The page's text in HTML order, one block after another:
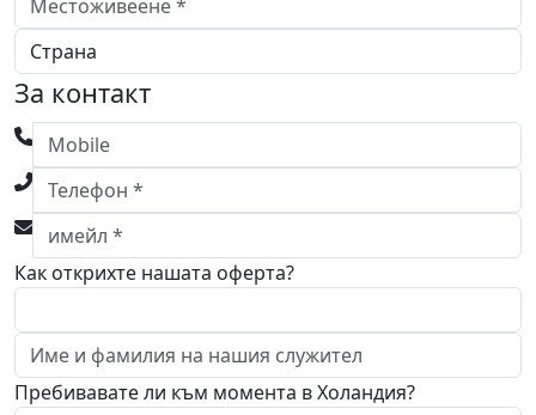
За контакт
Как открихте нашата оферта?
Пребивавате ли към момента в Холандия?